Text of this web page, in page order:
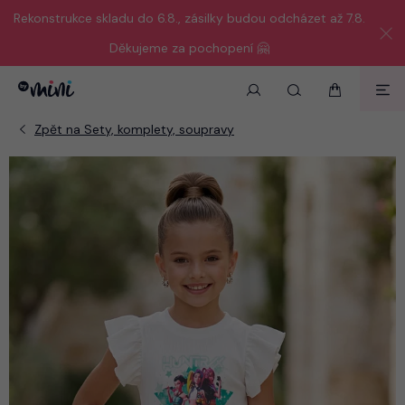
Rekonstrukce skladu do 6.8., zásilky budou odcházet až 7.8.
Děkujeme za pochopení 🤗